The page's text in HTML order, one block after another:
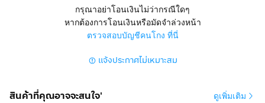
• เหมาะสำหรับกิจการอุตสาหกรรมและโลจิสติกส์
• ลานจอดรถสิบล้อ / รถพ่วง
• โรงงานขนาดเล็ก (อุตสาหกรรมเบา)
กรุณาอย่าโอนเงินไม่ว่ากรณีใดๆ
หากต้องการโอนเงินหรือมัดจำล่วงหน้า
ตรวจสอบบัญชีคนโกง ที่นี่
แจ้งประกาศไม่เหมาะสม
สินค้าที่คุณอาจจะสนใจ' ดูเพิ่มเติม